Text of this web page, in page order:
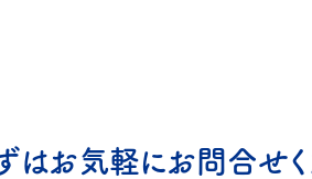
はお気軽にお問合せく